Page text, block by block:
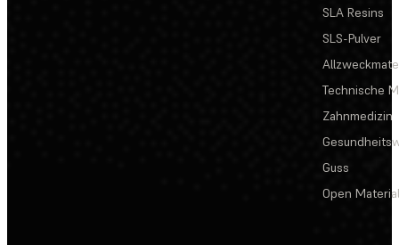
SLA Resins
SLS-Pulver
Technische
Zahnmedizin
Guss
Open